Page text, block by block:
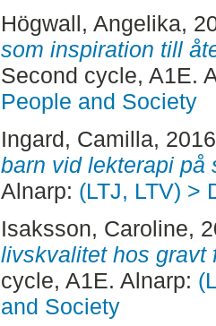
Högwall, Angelika,
som inspiration till
Second cycle, A1E.
People and Society
Ingard, Camilla,
barn vid lekterapi på
Alnarp: (LTJ, LTV) >
Isaksson, Caroline,
livskvalitet hos gravt
cycle, A1E. Alnarp:
and Society